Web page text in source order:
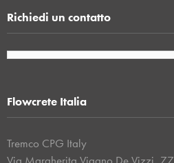
Richiedi un contatto
Flowcrete Italia
Tremco CPG Italy